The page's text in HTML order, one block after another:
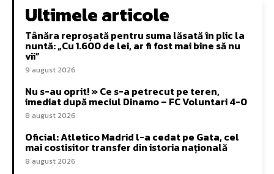
Ultimele articole
Tânăra reproșată pentru suma lăsată în plic la
nuntă: „Cu 1.600 de lei, ar fi fost mai bine să nu
vii”
9 august 2026
Nu s-au oprit! » Ce s-a petrecut pe teren,
imediat după meciul Dinamo – FC Voluntari 4-0
8 august 2026
Oficial: Atletico Madrid l-a cedat pe Gata, cel
mai costisitor transfer din istoria națională
8 august 2026